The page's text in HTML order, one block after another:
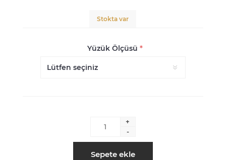
Stokta var
Yüzük Ölçüsü *
+
-
Sepete ekle